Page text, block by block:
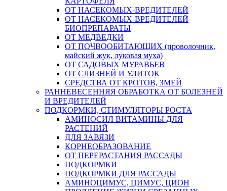
ОТ НАСЕКОМЫХ-ВРЕДИТЕЛЕЙ
ОТ НАСЕКОМЫХ-ВРЕДИТЕЛЕЙ
БИОПРЕПАРАТЫ
ОТ МЕДВЕДКИ
ОТ ПОЧВООБИТАЮЩИХ (проволочник,
майский жук, луковая муха)
ОТ САДОВЫХ МУРАВЬЕВ
ОТ СЛИЗНЕЙ И УЛИТОК
СРЕДСТВА ОТ КРОТОВ, ЗМЕЙ
РАННЕВЕСЕННЯЯ ОБРАБОТКА ОТ БОЛЕЗНЕЙ
И ВРЕДИТЕЛЕЙ
ПОДКОРМКИ, СТИМУЛЯТОРЫ РОСТА
АМИНОСИЛ ВИТАМИНЫ ДЛЯ
РАСТЕНИЙ
ДЛЯ ЗАВЯЗИ
КОРНЕОБРАЗОВАНИЕ
ОТ ПЕРЕРАСТАНИЯ РАССАДЫ
ПОДКОРМКИ
ПОДКОРМКИ ДЛЯ РАССАДЫ
АМИНОЦИМУС, ЦИМУС, ЦИОН